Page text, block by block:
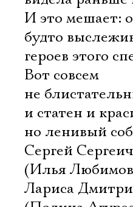
И это мешает:
будто
героев этого
Вот совсем
не
и статен и
но ленивый
Сергей
(Илья
Лариса